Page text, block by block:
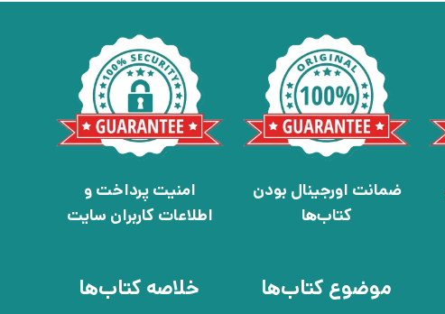
ضمانت اورجینال بودن
کتاب‌ها
امنیت پرداخت و
اطلاعات کاربران سایت
موضوع کتاب‌ها خلاصه کتاب‌ها